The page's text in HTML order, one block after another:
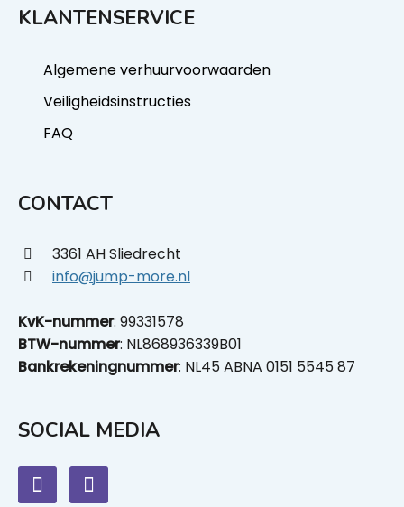
KLANTENSERVICE
Algemene verhuurvoorwaarden
Veiligheidsinstructies
FAQ
CONTACT
3361 AH Sliedrecht
info@jump-more.nl
KvK-nummer: 99331578
BTW-nummer: NL868936339B01
Bankrekeningnummer: NL45 ABNA 0151 5545 87
SOCIAL MEDIA